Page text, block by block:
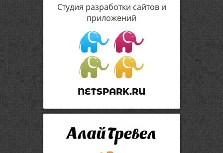
Студия разработки сайтов и
приложений
NETSPARK.RU